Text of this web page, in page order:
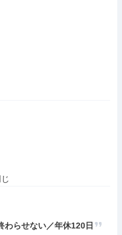
わらせない／年休120日